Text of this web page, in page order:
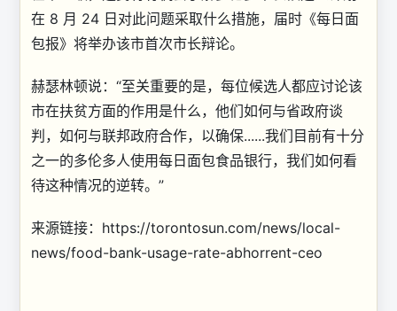
在 8 月 24 日对此问题采取什么措施，届时《每日面
包报》将举办该市首次市长辩论。
赫瑟林顿说：“至关重要的是，每位候选人都应讨论该
市在扶贫方面的作用是什么，他们如何与省政府谈
判，如何与联邦政府合作，以确保......我们目前有十分
之一的多伦多人使用每日面包食品银行，我们如何看
待这种情况的逆转。”
来源链接：https://torontosun.com/news/local-
news/food-bank-usage-rate-abhorrent-ceo